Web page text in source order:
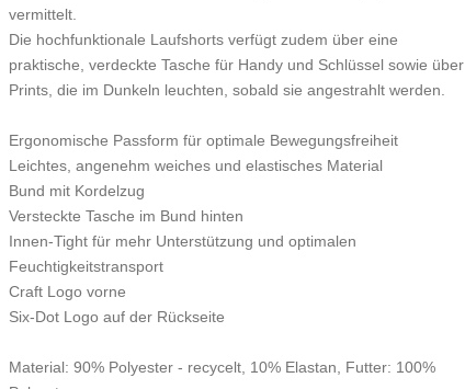
vermittelt.
Die hochfunktionale Laufshorts verfügt zudem über eine
praktische, verdeckte Tasche für Handy und Schlüssel sowie über
Prints, die im Dunkeln leuchten, sobald sie angestrahlt werden.
Ergonomische Passform für optimale Bewegungsfreiheit
Leichtes, angenehm weiches und elastisches Material
Bund mit Kordelzug
Versteckte Tasche im Bund hinten
Innen-Tight für mehr Unterstützung und optimalen
Feuchtigkeitstransport
Craft Logo vorne
Six-Dot Logo auf der Rückseite
Material: 90% Polyester - recycelt, 10% Elastan, Futter: 100%